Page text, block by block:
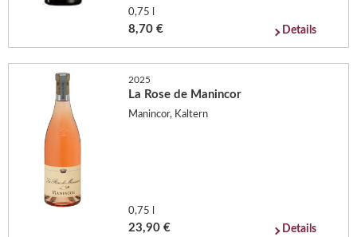
0,75 l
8,70 € Details
2025
La Rose de Manincor
Manincor, Kaltern
0,75 l
23,90 € Details